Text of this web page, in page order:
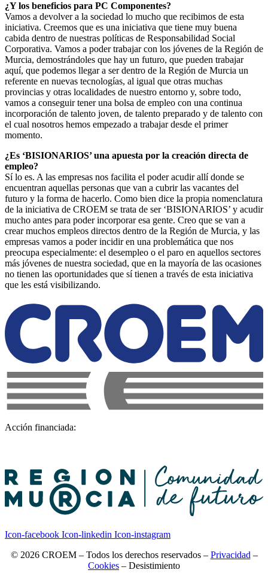
¿Y los beneficios para PC Componentes?
Vamos a devolver a la sociedad lo mucho que recibimos de esta
iniciativa. Creemos que es una iniciativa que tiene muy buena
cabida dentro de nuestras políticas de Responsabilidad Social
Corporativa. Vamos a poder trabajar con los jóvenes de la Región de
Murcia, demostrándoles que hay un futuro, que pueden trabajar
aquí, que podemos llegar a ser dentro de la Región de Murcia un
referente en nuevas tecnologías, al igual que otras muchas
provincias y otras localidades de nuestro entorno y, sobre todo,
vamos a conseguir tener una bolsa de empleo con una continua
incorporación de talento joven, de talento preparado y de talento con
el cual nosotros hemos empezado a trabajar desde el primer
momento.
¿Es ‘BISIONARIOS’ una apuesta por la creación directa de
empleo?
Sí lo es. A las empresas nos facilita el poder acudir allí donde se
encuentran aquellas personas que van a cubrir las vacantes del
futuro y la forma de hacerlo. Como bien dice la propia nomenclatura
de la iniciativa de CROEM se trata de ser ‘BISIONARIOS’ y acudir
mucho antes para poder incorporar esa gente. Creo que se van a
crear muchos empleos directos dentro de la Región de Murcia, y las
empresas vamos a poder incidir en una problemática que nos
preocupa especialmente: el desempleo o el paro en aquellos sectores
más jóvenes de nuestra sociedad, que en la mayoría de las ocasiones
no tienen las oportunidades que sí tienen a través de esta iniciativa
que les está visibilizando.
Acción financiada:
Icon-facebook Icon-linkedin Icon-instagram
© 2026 CROEM – Todos los derechos reservados – Privacidad –
Cookies – Desistimiento